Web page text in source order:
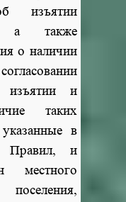
изъятии
а также
о наличии
изъятии и
таких
в
Правил, и
местного